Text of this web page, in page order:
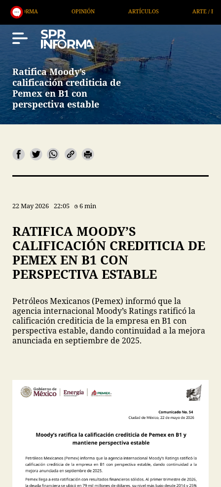
ARTÍCULOS ARTE / ENTRETENIMIENTO
Ratifica Moody’s
calificación crediticia de
Pemex en B1 con
perspectiva estable
22 May 2026 22:05 6 min
RATIFICA MOODY’S
CALIFICACIÓN CREDITICIA DE
PEMEX EN B1 CON
PERSPECTIVA ESTABLE
Petróleos Mexicanos (Pemex) informó que la
agencia internacional Moody’s Ratings ratificó la
calificación crediticia de la empresa en B1 con
perspectiva estable, dando continuidad a la mejora
anunciada en septiembre de 2025.